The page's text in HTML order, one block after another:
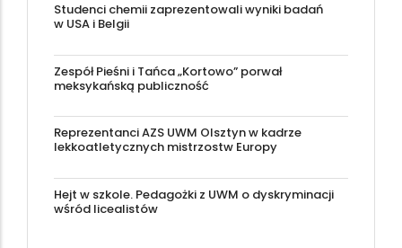
Studenci chemii zaprezentowali wyniki badań
w USA i Belgii
Zespół Pieśni i Tańca „Kortowo” porwał
meksykańską publiczność
Reprezentanci AZS UWM Olsztyn w kadrze
lekkoatletycznych mistrzostw Europy
Hejt w szkole. Pedagożki z UWM o dyskryminacji
wśród licealistów